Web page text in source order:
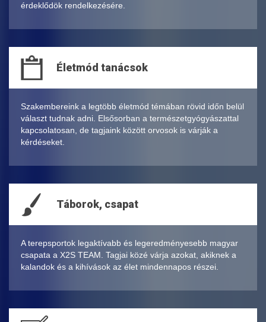
érdeklődök rendelkezésére.
Életmód tanácsok
Szakembereink a legtöbb életmód témában rövid időn belül
választ tudnak adni. Elsősorban a természetgyógyászattal
kapcsolatosan, de tagjaink között orvosok is várják a
kérdéseket.
Táborok, csapat
A terepsportok legaktívabb és legeredményesebb magyar
csapata a X2S TEAM. Tagjai közé várja azokat, akiknek a
kalandok és a kihívások az élet mindennapos részei.